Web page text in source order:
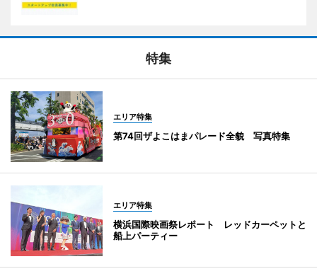
特集
エリア特集
第74回ザよこはまパレード全貌 写真特集
エリア特集
横浜国際映画祭レポート レッドカーペットと
船上パーティー